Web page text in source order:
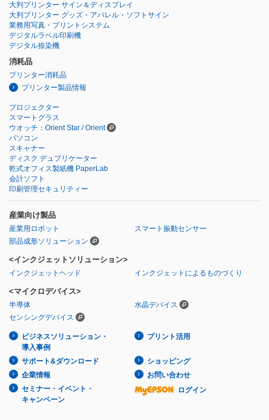
大判プリンター サイン＆ディスプレイ
大判プリンター グッズ・アパレル・ソフトサイン
業務用写真・プリントシステム
デジタルラベル印刷機
デジタル捺染機
消耗品
プリンター消耗品
プリンター製品情報
プロジェクター
スマートグラス
ウオッチ：Orient Star / Orient
パソコン
スキャナー
ディスク デュプリケーター
乾式オフィス製紙機 PaperLab
会計ソフト
印刷管理セキュリティー
産業向け製品
産業用ロボット
スマート振動センサー
部品成形ソリューション
<インクジェットソリューション>
インクジェットヘッド インクジェットによるものづくり
<マイクロデバイス>
半導体
水晶デバイス
センシングデバイス
ビジネスソリューション・
導入事例
プリント活用
サポート&ダウンロード
ショッピング
企業情報
お問い合わせ
セミナー・イベント・
キャンペーン
ログイン